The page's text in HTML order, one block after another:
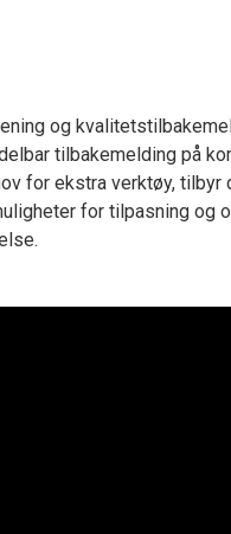
og
tilbakemelding på
for ekstra verktøy,
for tilpasning og